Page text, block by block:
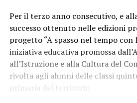
Per il terzo anno consecutivo, e
successo ottenuto nelle edizioni
progetto “A spasso nel tempo con
iniziativa educativa promossa
all’Istruzione e alla Cultura del
rivolta agli alunni delle classi
primaria del territorio.